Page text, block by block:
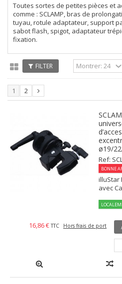
Toutes sortes de petites pièces et
comme : SCLAMP, bras de
tuyau, rotule adaptateur, support
sabot flash, spigot, adaptateur
fixation.
FILTER
1 2
ø19/
Ref:
BONNE
illuStar
avec
16,86 € TTC Hors frais de port